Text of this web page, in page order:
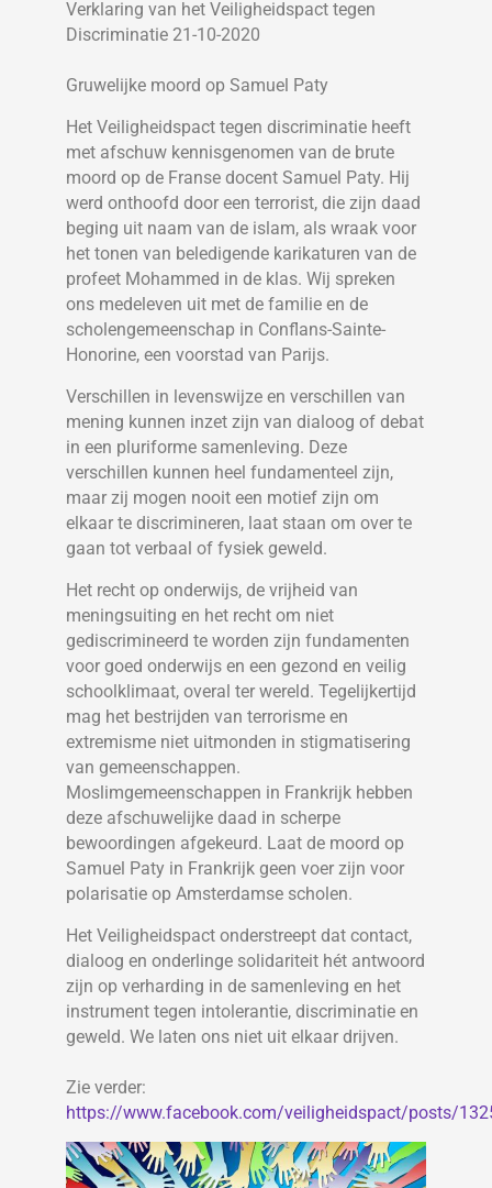
Verklaring van het Veiligheidspact tegen
Discriminatie 21-10-2020
Gruwelijke moord op Samuel Paty
Het Veiligheidspact tegen discriminatie heeft
met afschuw kennisgenomen van de brute
moord op de Franse docent Samuel Paty. Hij
werd onthoofd door een terrorist, die zijn daad
beging uit naam van de islam, als wraak voor
het tonen van beledigende karikaturen van de
profeet Mohammed in de klas. Wij spreken
ons medeleven uit met de familie en de
scholengemeenschap in Conflans-Sainte-
Honorine, een voorstad van Parijs.
Verschillen in levenswijze en verschillen van
mening kunnen inzet zijn van dialoog of debat
in een pluriforme samenleving. Deze
verschillen kunnen heel fundamenteel zijn,
maar zij mogen nooit een motief zijn om
elkaar te discrimineren, laat staan om over te
gaan tot verbaal of fysiek geweld.
Het recht op onderwijs, de vrijheid van
meningsuiting en het recht om niet
gediscrimineerd te worden zijn fundamenten
voor goed onderwijs en een gezond en veilig
schoolklimaat, overal ter wereld. Tegelijkertijd
mag het bestrijden van terrorisme en
extremisme niet uitmonden in stigmatisering
van gemeenschappen.
Moslimgemeenschappen in Frankrijk hebben
deze afschuwelijke daad in scherpe
bewoordingen afgekeurd. Laat de moord op
Samuel Paty in Frankrijk geen voer zijn voor
polarisatie op Amsterdamse scholen.
Het Veiligheidspact onderstreept dat contact,
dialoog en onderlinge solidariteit hét antwoord
zijn op verharding in de samenleving en het
instrument tegen intolerantie, discriminatie en
geweld. We laten ons niet uit elkaar drijven.
Zie verder:
https://www.facebook.com/veiligheidspact/posts/